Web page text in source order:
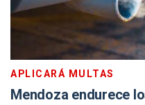
APLICARÁ MULTAS
Mendoza endurece